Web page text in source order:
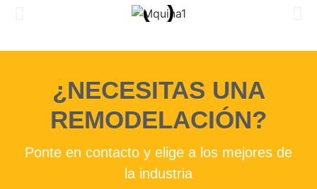
¿NECESITAS UNA
REMODELACIÓN?
Ponte en contacto y elige a los mejores de
la industria